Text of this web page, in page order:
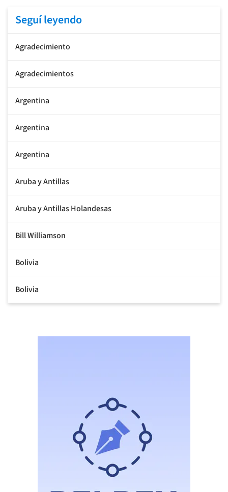
Seguí leyendo
Agradecimiento
Agradecimientos
Argentina
Argentina
Argentina
Aruba y Antillas
Aruba y Antillas Holandesas
Bill Williamson
Bolivia
Bolivia